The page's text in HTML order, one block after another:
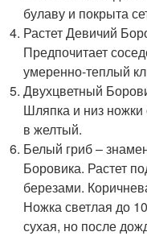
булаву и покрыта
Растет Девичий
Предпочитает
умеренно-теплый
Двухцветный
Шляпка и низ
в желтый.
Белый гриб –
Боровика. Растет
березами.
Ножка светлая до
сухая, но после